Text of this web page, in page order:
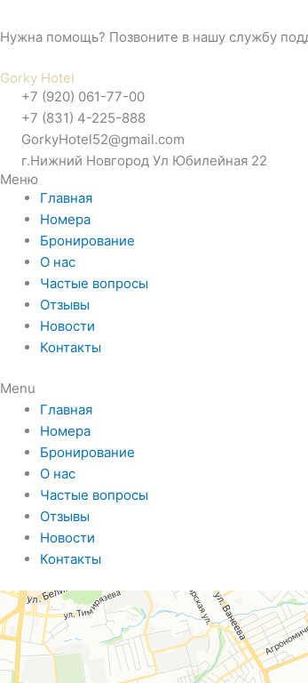
Нужна помощь? Позвоните в нашу службу
Gorky Hotel
+7 (920) 061-77-00
+7 (831) 4-225-888
GorkyHotel52@gmail.com
г.Нижний Новгород Ул Юбилейная 22
Меню
Главная
Номера
Бронирование
О нас
Частые вопросы
Отзывы
Новости
Контакты
Menu
Главная
Номера
Бронирование
О нас
Частые вопросы
Отзывы
Новости
Контакты